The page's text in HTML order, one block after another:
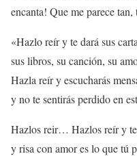
encanta! Que me parece tan,
«Hazlo reír y te dará sus
sus libros, su canción, su
Hazla reír y escucharás
y no te sentirás perdido en
Hazlos reir… Hazlos reír y te
y risa con amor es lo que tú